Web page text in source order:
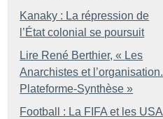
Kanaky : La répression de
l’État colonial se poursuit
Lire René Berthier, « Les
Anarchistes et l’organisation.
Plateforme-Synthèse »
Football : La FIFA et les USA